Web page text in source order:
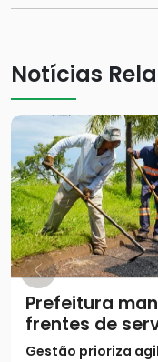
Notícias
Prefeitura
frentes de
contra
Gestão prioriza